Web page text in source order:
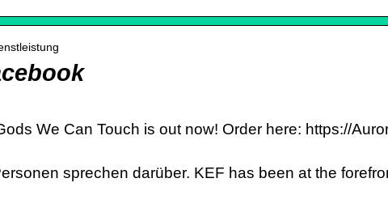
We Can Touch is out now! Order here: https://
sprechen darüber. KEF has been at the